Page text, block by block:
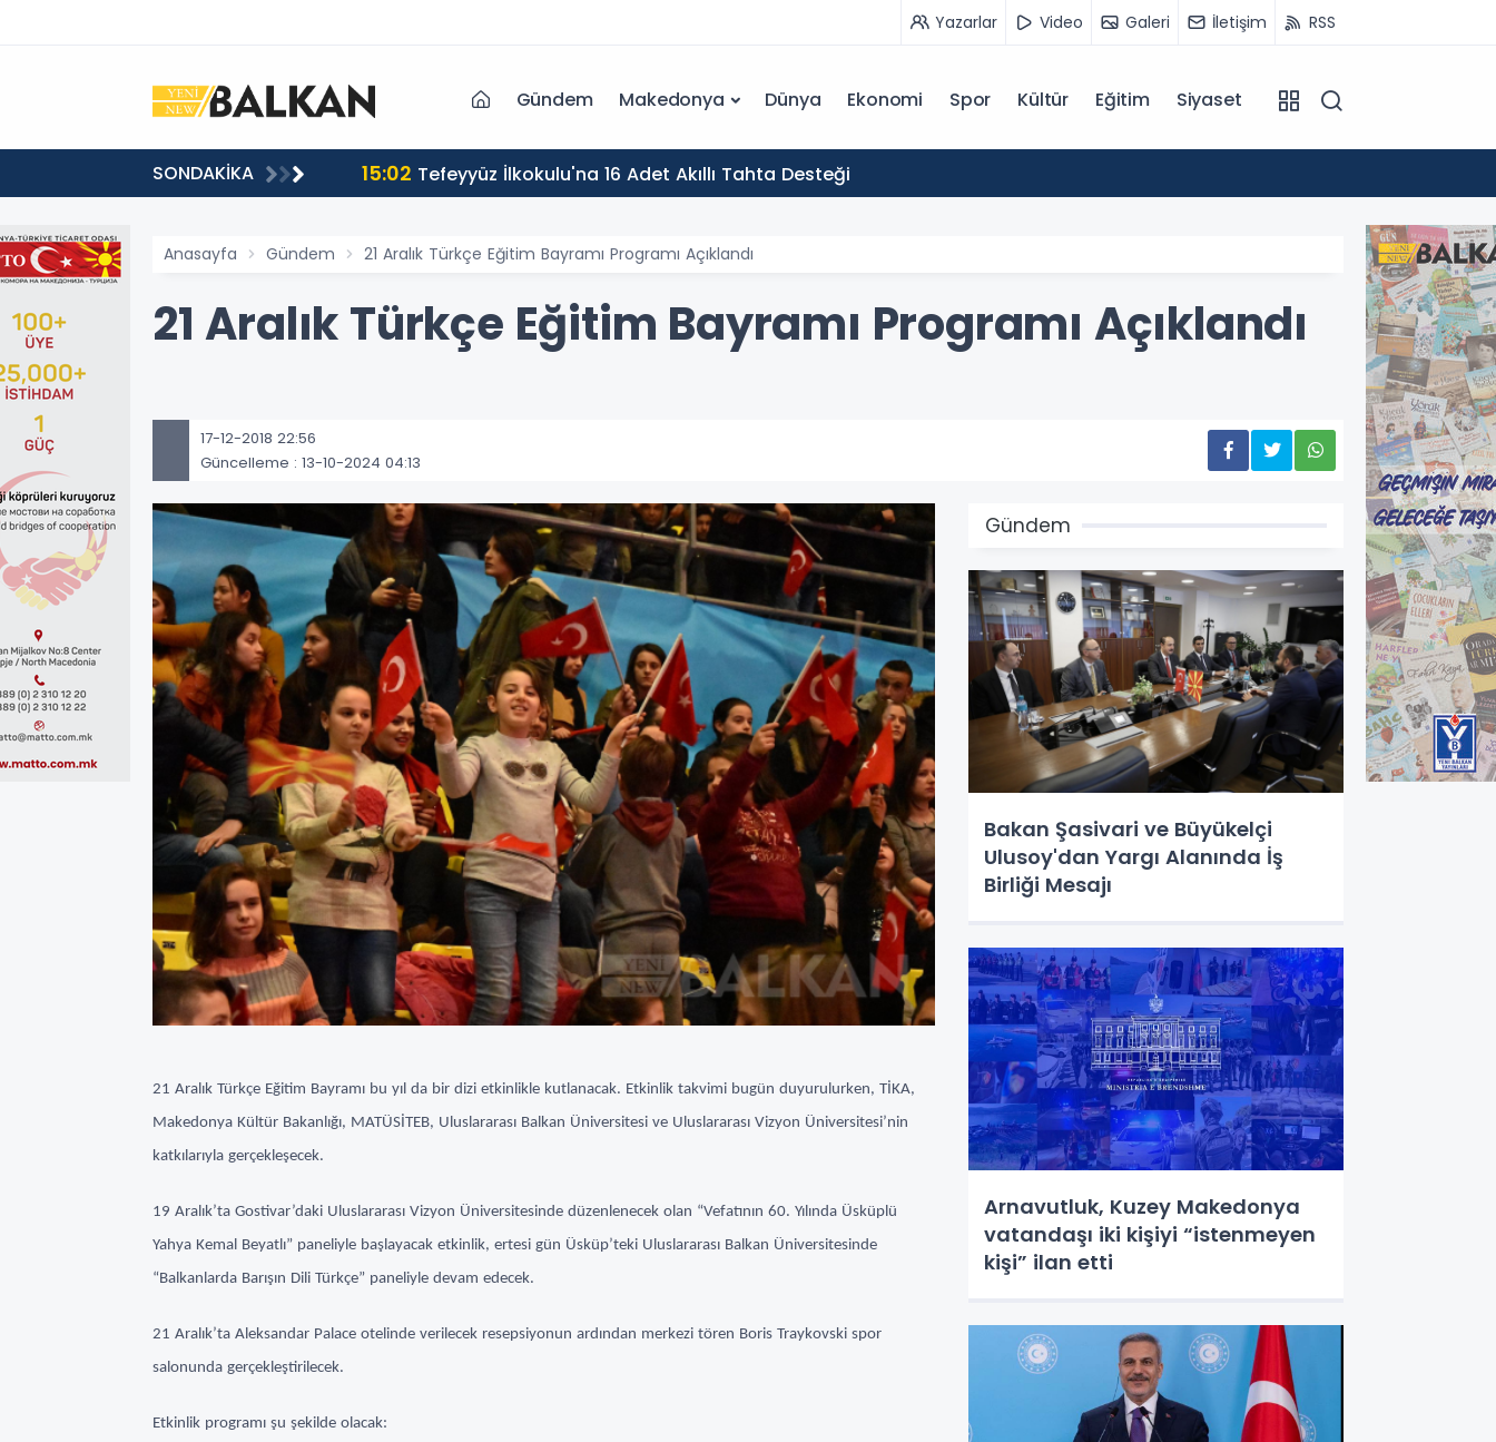
Yazarlar Video Galeri İletişim RSS
Gündem Makedonya Dünya Ekonomi Spor Kültür Eğitim Siyaset
SONDAKİKA 15:02 Tefeyyüz İlkokulu'na 16 Adet Akıllı Tahta Desteği
Anasayfa Gündem 21 Aralık Türkçe Eğitim Bayramı Programı Açıklandı
21 Aralık Türkçe Eğitim Bayramı Programı Açıklandı
17-12-2018 22:56
Güncelleme : 13-10-2024 04:13
21 Aralık Türkçe Eğitim Bayramı bu yıl da bir dizi etkinlikle kutlanacak. Etkinlik takvimi bugün duyurulurken, TİKA,
Makedonya Kültür Bakanlığı, MATÜSİTEB, Uluslararası Balkan Üniversitesi ve Uluslararası Vizyon Üniversitesi’nin
katkılarıyla gerçekleşecek.
19 Aralık’ta Gostivar’daki Uluslararası Vizyon Üniversitesinde düzenlenecek olan “Vefatının 60. Yılında Üsküplü
Yahya Kemal Beyatlı” paneliyle başlayacak etkinlik, ertesi gün Üsküp’teki Uluslararası Balkan Üniversitesinde
“Balkanlarda Barışın Dili Türkçe” paneliyle devam edecek.
21 Aralık’ta Aleksandar Palace otelinde verilecek resepsiyonun ardından merkezi tören Boris Traykovski spor
salonunda gerçekleştirilecek.
Etkinlik programı şu şekilde olacak:
Gündem
Bakan Şasivari ve Büyükelçi
Ulusoy'dan Yargı Alanında İş
Birliği Mesajı
Arnavutluk, Kuzey Makedonya
vatandaşı iki kişiyi “istenmeyen
kişi” ilan etti